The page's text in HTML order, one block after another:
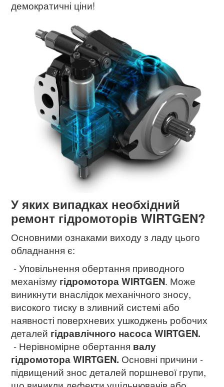
демократичні ціни!
У яких випадках необхідний
ремонт гідромоторів WIRTGEN?
Основними ознаками виходу з ладу цього
обладнання є:
- Уповільнення обертання приводного
механізму гідромотораWIRTGEN. Може
виникнути внаслідок механічного зносу,
високого тиску в зливний системі або
наявності поверхневих ушкоджень робочих
деталей гідравлічного насоса WIRTGEN.
- Нерівномірне обертання валу
гідромотора WIRTGEN. Основні причини -
підвищений знос деталей поршневої групи,